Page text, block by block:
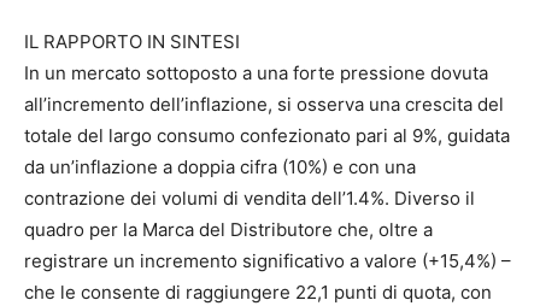
IL RAPPORTO IN SINTESI
In un mercato sottoposto a una forte pressione dovuta
all’incremento dell’inflazione, si osserva una crescita del
totale del largo consumo confezionato pari al 9%, guidata
da un’inflazione a doppia cifra (10%) e con una
contrazione dei volumi di vendita dell’1.4%. Diverso il
quadro per la Marca del Distributore che, oltre a
registrare un incremento significativo a valore (+15,4%) –
che le consente di raggiungere 22,1 punti di quota, con